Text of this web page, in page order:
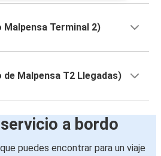
Terminal 2)
Malpensa T2 Llegadas)
a bordo
puedes encontrar para un viaje